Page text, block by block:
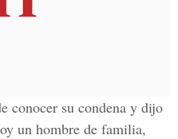
conocer su condena y dijo
un hombre de familia,